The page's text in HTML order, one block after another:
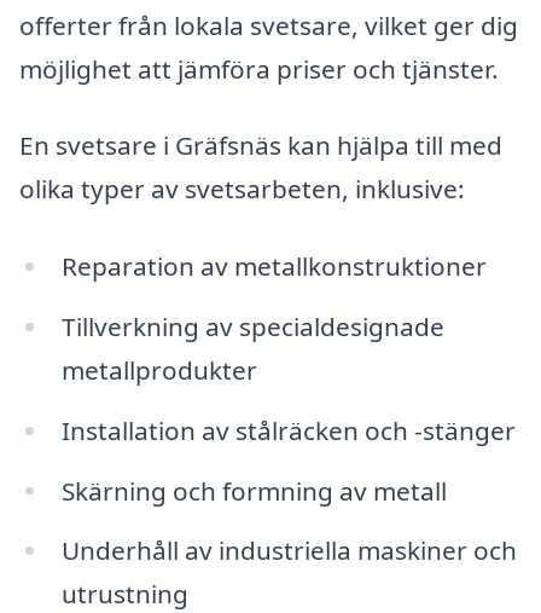
offerter från lokala svetsare, vilket ger dig
möjlighet att jämföra priser och tjänster.
En svetsare i Gräfsnäs kan hjälpa till med
olika typer av svetsarbeten, inklusive:
Reparation av metallkonstruktioner
Tillverkning av specialdesignade
metallprodukter
Installation av stålräcken och -stänger
Skärning och formning av metall
Underhåll av industriella maskiner och
utrustning